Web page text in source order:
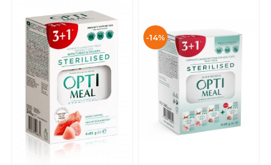
-14%